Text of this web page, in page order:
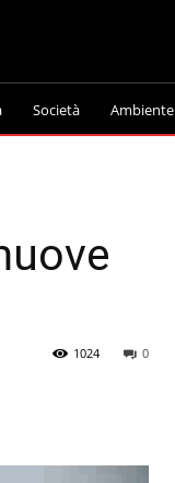
Società Ambiente
0
1024